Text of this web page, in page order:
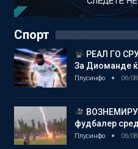
Спорт
РЕАЛ ГО
За Диоманде
Плусинфо 06/
фудбалер
Плусинфо 06/